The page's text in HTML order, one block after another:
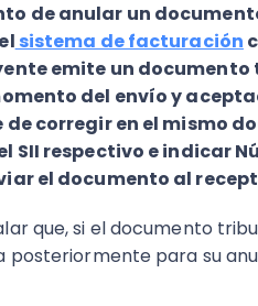
de anular un
sistema de facturación
emite un
del envío y
de corregir en el mismo
SII respectivo e indicar
el documento al
que, si el documento
posteriormente para su